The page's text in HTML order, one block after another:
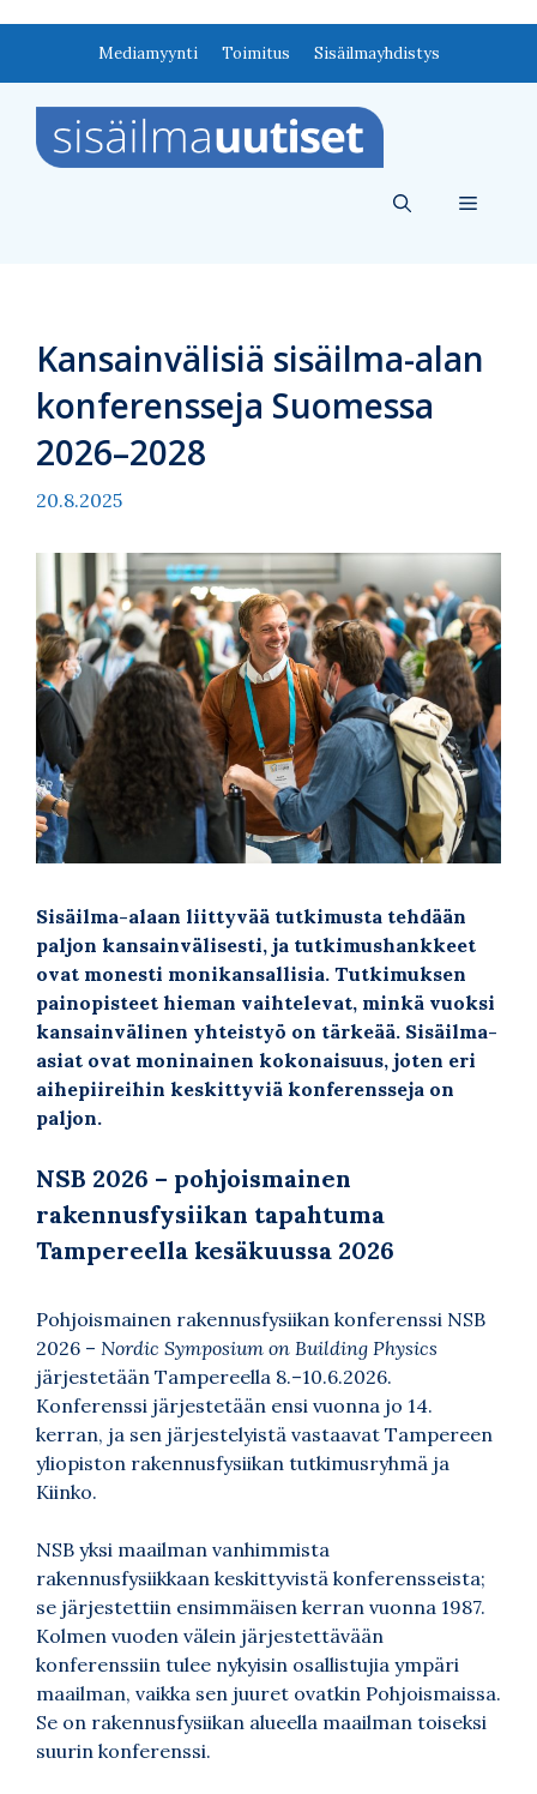
Mediamyynti Toimitus Sisäilmayhdistys
Valikko
Kansainvälisiä sisäilma-alan
konferensseja Suomessa
2026–2028
20.8.2025
Sisäilma-alaan liittyvää tutkimusta tehdään
paljon kansainvälisesti, ja tutkimushankkeet
ovat monesti monikansallisia. Tutkimuksen
painopisteet hieman vaihtelevat, minkä vuoksi
kansainvälinen yhteistyö on tärkeää. Sisäilma-
asiat ovat moninainen kokonaisuus, joten eri
aihepiireihin keskittyviä konferensseja on
paljon.
NSB 2026 – pohjoismainen
rakennusfysiikan tapahtuma
Tampereella kesäkuussa 2026
Pohjoismainen rakennusfysiikan konferenssi NSB
2026 – Nordic Symposium on Building Physics
järjestetään Tampereella 8.–10.6.2026.
Konferenssi järjestetään ensi vuonna jo 14.
kerran, ja sen järjestelyistä vastaavat Tampereen
yliopiston rakennusfysiikan tutkimusryhmä ja
Kiinko.
NSB yksi maailman vanhimmista
rakennusfysiikkaan keskittyvistä konferensseista;
se järjestettiin ensimmäisen kerran vuonna 1987.
Kolmen vuoden välein järjestettävään
konferenssiin tulee nykyisin osallistujia ympäri
maailman, vaikka sen juuret ovatkin Pohjoismaissa.
Se on rakennusfysiikan alueella maailman toiseksi
suurin konferenssi.